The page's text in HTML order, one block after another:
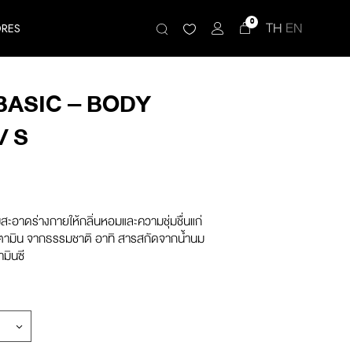
0 TH EN
– BODY
S
ะอาดร่างกายให้กลิ่นหอมและความชุ่มชื่นแก่
มิน จากธรรมชาติ อาทิ สารสกัดจากน้ำนม
มินซี